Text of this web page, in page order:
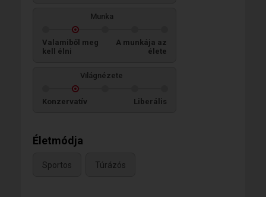
Munka
Valamiből meg
kell élni
A munkája az
élete
Világnézete
Konzervatív Liberális
Életmódja
Sportos Túrázós